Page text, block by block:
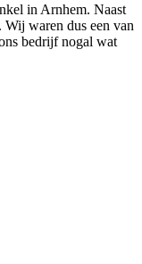
in Arnhem. Naast
waren dus een van
bedrijf nogal wat